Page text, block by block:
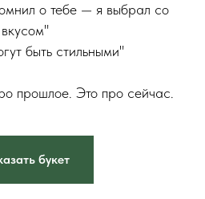
о тебе — я выбрал со
вкусом"
быть стильными"
прошлое. Это про сейчас.
букет